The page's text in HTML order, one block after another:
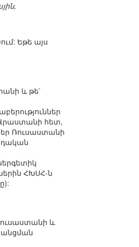
Եթե այս
և թե՛
հետ,
Ռուսաստանի
ՀԽՍՀ-ն
և